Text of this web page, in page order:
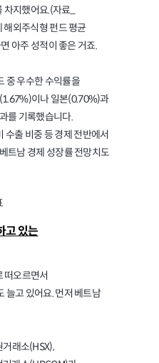
지했어요.(자료_
해외주식형 펀드 평균
아주 성적이 좋은 거죠.
중 우수한 수익률을
이나 일본(0.70%)과
를 기록했습니다.
수출 비중 등 경제 전반에서
트남 경제 성장률 전망치도
고 있는
떠오르면서
늘고 있어요. 먼저 베트남
래소(HSX),